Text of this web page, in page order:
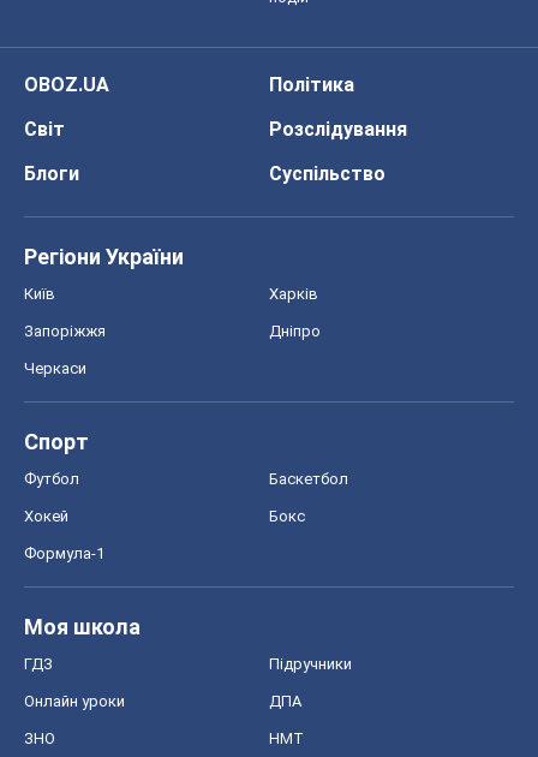
OBOZ.UA
Політика
Світ
Розслідування
Блоги
Суспільство
Регіони України
Київ Харків
Запоріжжя Дніпро
Черкаси
Спорт
Футбол Баскетбол
Хокей Бокс
Формула-1
Моя школа
ГДЗ Підручники
Онлайн уроки ДПА
ЗНО НМТ